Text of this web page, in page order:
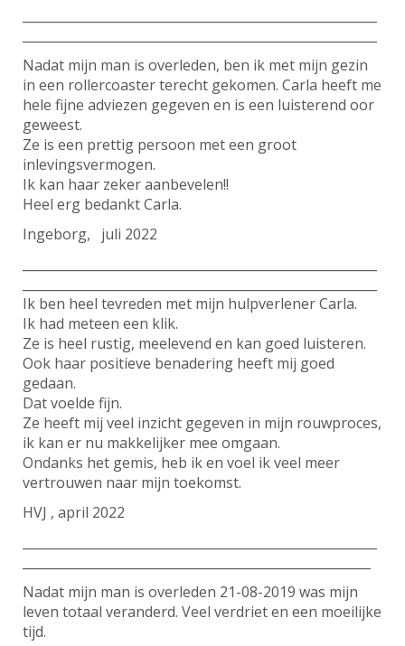
Nadat mijn man is overleden, ben ik met mijn gezin
in een rollercoaster terecht gekomen. Carla heeft me
hele fijne adviezen gegeven en is een luisterend oor
geweest.
Ze is een prettig persoon met een groot
inlevingsvermogen.
Ik kan haar zeker aanbevelen!!
Heel erg bedankt Carla.
Ingeborg, juli 2022
Ik ben heel tevreden met mijn hulpverlener Carla.
Ik had meteen een klik.
Ze is heel rustig, meelevend en kan goed luisteren.
Ook haar positieve benadering heeft mij goed
gedaan.
Dat voelde fijn.
Ze heeft mij veel inzicht gegeven in mijn rouwproces,
ik kan er nu makkelijker mee omgaan.
Ondanks het gemis, heb ik en voel ik veel meer
vertrouwen naar mijn toekomst.
HVJ , april 2022
Nadat mijn man is overleden 21-08-2019 was mijn
leven totaal veranderd. Veel verdriet en een moeilijke
tijd.